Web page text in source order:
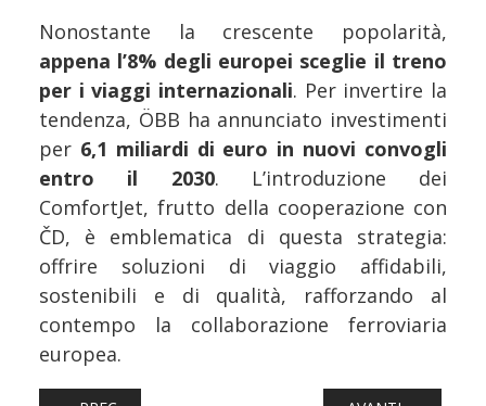
Nonostante la crescente popolarità,
appena l’8% degli europei sceglie il treno
per i viaggi internazionali. Per invertire la
tendenza, ÖBB ha annunciato investimenti
per 6,1 miliardi di euro in nuovi convogli
entro il 2030. L’introduzione dei
ComfortJet, frutto della cooperazione con
ČD, è emblematica di questa strategia:
offrire soluzioni di viaggio affidabili,
sostenibili e di qualità, rafforzando al
contempo la collaborazione ferroviaria
europea.